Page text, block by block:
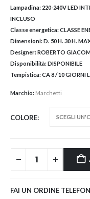
Lampadina: 220-240V LED
INCLUSO
Classe energetica:CLASSE
Dimensioni:D. 50 H. 30 H.
Designer:ROBERTO
Disponibilità:DISPONIBILE
Tempistica:CA 8 / 10 GIORNI
Marchio: Marchetti
COLORE
FAI UN ORDINE